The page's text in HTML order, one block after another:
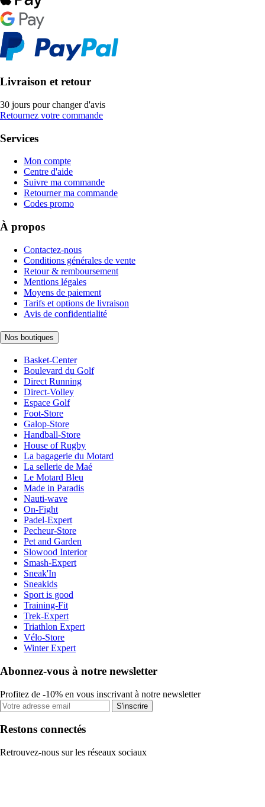
Livraison et retour
30 jours pour changer d'avis
Retournez votre commande
Services
Mon compte
Centre d'aide
Suivre ma commande
Retourner ma commande
Codes promo
À propos
Contactez-nous
Conditions générales de vente
Retour & remboursement
Mentions légales
Moyens de paiement
Tarifs et options de livraison
Avis de confidentialité
Nos boutiques
Basket-Center
Boulevard du Golf
Direct Running
Direct-Volley
Espace Golf
Foot-Store
Galop-Store
Handball-Store
House of Rugby
La bagagerie du Motard
La sellerie de Maé
Le Motard Bleu
Made in Paradis
Nauti-wave
On-Fight
Padel-Expert
Pecheur-Store
Pet and Garden
Slowood Interior
Smash-Expert
Sneak'In
Sneakids
Sport is good
Training-Fit
Trek-Expert
Triathlon Expert
Vélo-Store
Winter Expert
Abonnez-vous à notre newsletter
Profitez de -10% en vous inscrivant à notre newsletter
S'inscrire
Restons connectés
Retrouvez-nous sur les réseaux sociaux